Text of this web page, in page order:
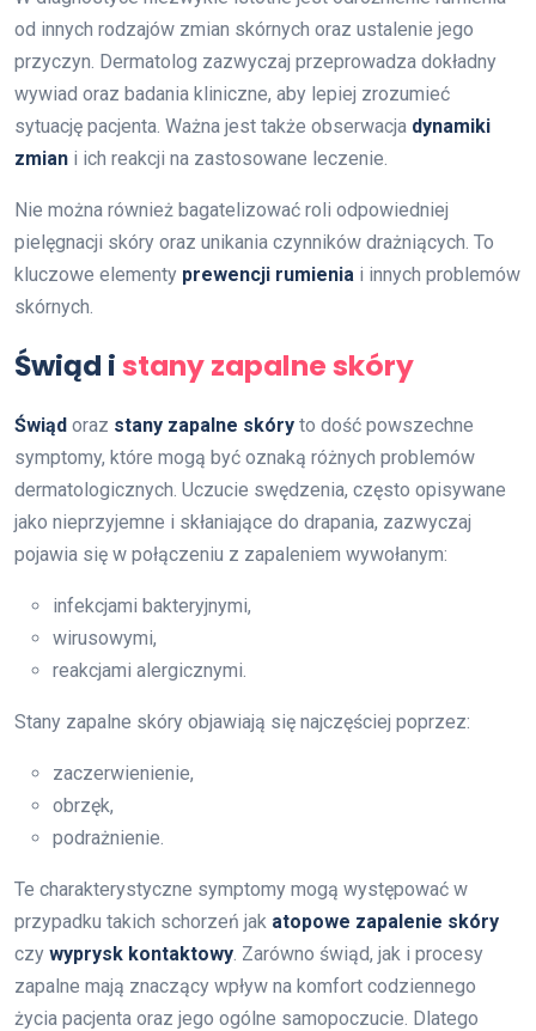
od innych rodzajów zmian skórnych oraz ustalenie jego
przyczyn. Dermatolog zazwyczaj przeprowadza dokładny
wywiad oraz badania kliniczne, aby lepiej zrozumieć
sytuację pacjenta. Ważna jest także obserwacja dynamiki
zmian i ich reakcji na zastosowane leczenie.
Nie można również bagatelizować roli odpowiedniej
pielęgnacji skóry oraz unikania czynników drażniących. To
kluczowe elementy prewencji rumienia i innych problemów
skórnych.
Świąd istany zapalne skóry
Świąd oraz stany zapalne skóry to dość powszechne
symptomy, które mogą być oznaką różnych problemów
dermatologicznych. Uczucie swędzenia, często opisywane
jako nieprzyjemne i skłaniające do drapania, zazwyczaj
pojawia się w połączeniu z zapaleniem wywołanym:
infekcjami bakteryjnymi,
wirusowymi,
reakcjami alergicznymi.
Stany zapalne skóry objawiają się najczęściej poprzez:
zaczerwienienie,
obrzęk,
podrażnienie.
Te charakterystyczne symptomy mogą występować w
przypadku takich schorzeń jak atopowe zapalenie skóry
czy wyprysk kontaktowy . Zarówno świąd, jak i procesy
zapalne mają znaczący wpływ na komfort codziennego
życia pacjenta oraz jego ogólne samopoczucie. Dlatego